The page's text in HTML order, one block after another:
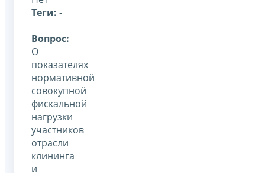
Теги: -
Вопрос:
О
показателях
нормативной
совокупной
фискальной
нагрузки
участников
отрасли
клининга
и